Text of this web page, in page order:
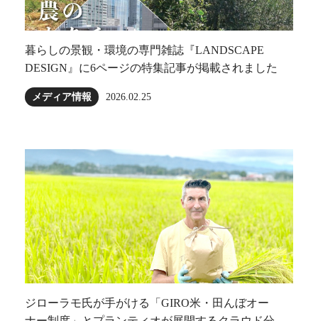
暮らしの景観・環境の専門雑誌『LANDSCAPE
DESIGN』に6ページの特集記事が掲載されました
メディア情報 2026.02.25
ジローラモ⽒が⼿がける「GIRO⽶・田んぼオー